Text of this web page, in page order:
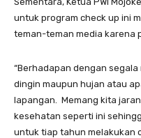
untuk program check up ini
teman-teman media karena
“Berhadapan dengan
dingin maupun hujan atau
lapangan. Memang kita
kesehatan seperti ini
untuk tiap tahun melakukan